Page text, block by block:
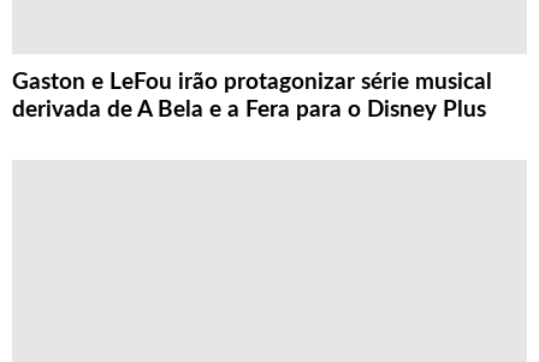
Gaston e LeFou irão protagonizar série musical
derivada de A Bela e a Fera para o Disney Plus